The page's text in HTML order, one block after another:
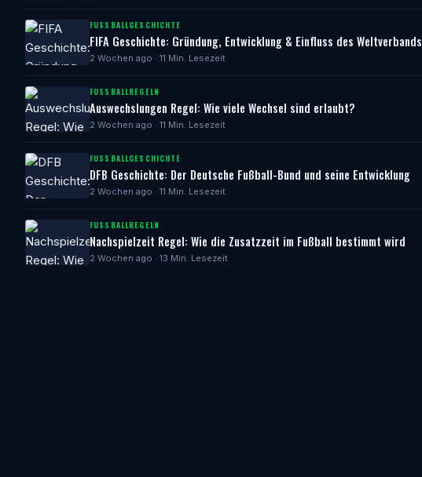
FUSSBALLGESCHICHTE
FIFA Geschichte: Gründung, Entwicklung & Einfluss des Weltverbands
2 Wochen ago · 11 Min. Lesezeit
FUSSBALLREGELN
Auswechslungen Regel: Wie viele Wechsel sind erlaubt?
2 Wochen ago · 11 Min. Lesezeit
FUSSBALLGESCHICHTE
DFB Geschichte: Der Deutsche Fußball-Bund und seine Entwicklung
2 Wochen ago · 11 Min. Lesezeit
FUSSBALLREGELN
Nachspielzeit Regel: Wie die Zusatzzeit im Fußball bestimmt wird
2 Wochen ago · 13 Min. Lesezeit